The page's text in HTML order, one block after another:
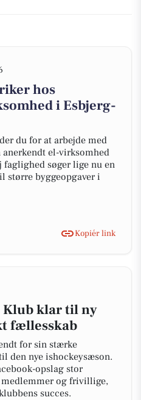
hos
i Esbjerg-
du for at arbejde med
el-virksomhed
søger lige nu en
større byggeopgaver i
Kopiér link
Klub klar til ny
fællesskab
for sin stærke
den nye ishockeysæson.
opslag stor
og frivillige,
succes.